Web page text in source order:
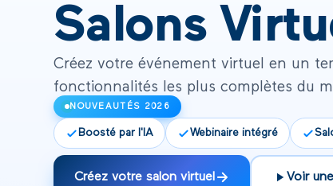
Salons
Créez votre événement virtuel en un
fonctionnalités les plus complètes du
NOUVEAUTÉS 2026
Boosté par l'IA Webinaire intégré
Créez votre salon virtuel Voir